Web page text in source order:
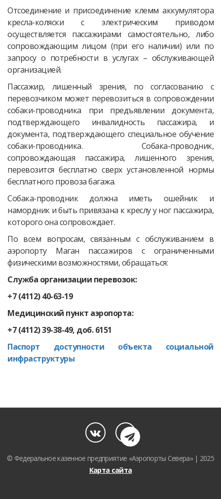
Отсоединение и присоединение клемм аккумулятора
кресла-коляски с электрическим приводом
осуществляется пассажирами самостоятельно, либо
сопровождающим лицом (при его наличии) или по
запросу о потребности в услугах – обслуживающей
организацией.
Пассажир, лишенный зрения, по согласованию с
перевозчиком может перевозиться в сопровождении
собаки-проводника при предъявлении документа,
подтверждающего инвалидность пассажира, и
документа, подтверждающего специальное обучение
собаки-проводника. Собака-проводник,
сопровождающая пассажира, лишенного зрения,
перевозится бесплатно сверх установленной нормы
бесплатного провоза багажа.
Собака-проводник должна иметь ошейник и
намордник и быть привязана к креслу у ног пассажира,
которого она сопровождает.
По всем вопросам, связанным с обслуживанием в
аэропорту Маган пассажиров с ограниченными
физическими возможностями, обращаться:
Служба организации перевозок:
+7 (4112) 40-63-19
Медицинский пункт аэропорта:
+7 (4112) 39-38-49, доб. 6151
Паспорт доступности объекта социальной
инфраструктуры
© Федеральное казенное предприятие «Аэропорты Севера» | 2025
Карта сайта